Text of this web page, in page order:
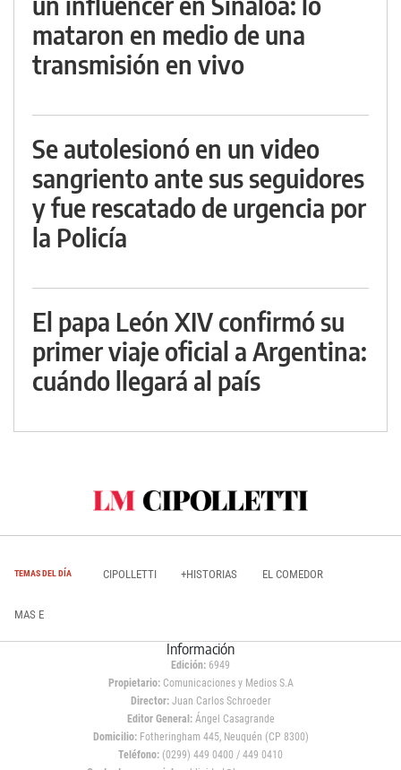
mataron en medio de una
transmisión en vivo
Se autolesionó en un video
sangriento ante sus seguidores
y fue rescatado de urgencia por
la Policía
El papa León XIV confirmó su
primer viaje oficial a Argentina:
cuándo llegará al país
TEMAS DEL DÍA CIPOLLETTI +HISTORIAS EL COMEDOR
MAS E
Información
Edición: 6949
Propietario:Comunicaciones y Medios S.A
Director: Juan Carlos Schroeder
Editor General:Ángel Casagrande
Domicilio:Fotheringham 445, Neuquén (CP 8300)
Teléfono: (0299) 449 0400 / 449 0410